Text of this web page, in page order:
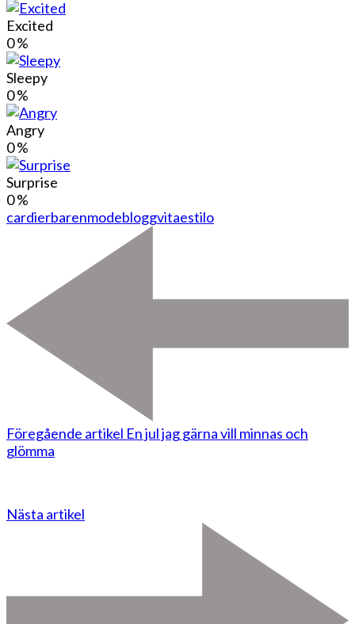
Excited
0%
Sleepy
0%
Angry
0%
Surprise
0%
cardierbarenmodebloggvitaestilo
Föregående artikel En jul jag gärna vill minnas och
glömma
Nästa artikel